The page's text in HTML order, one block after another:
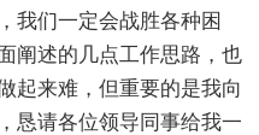
我们一定会战胜各种困
阐述的几点工作思路，也
起来难，但重要的是我向
恳请各位领导同事给我一